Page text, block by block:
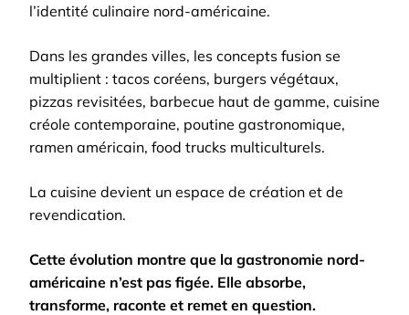
l’identité culinaire nord-américaine.
Dans les grandes villes, les concepts fusion se
multiplient : tacos coréens, burgers végétaux,
pizzas revisitées, barbecue haut de gamme, cuisine
créole contemporaine, poutine gastronomique,
ramen américain, food trucks multiculturels.
La cuisine devient un espace de création et de
revendication.
Cette évolution montre que la gastronomie nord-
américaine n’est pas figée. Elle absorbe,
transforme, raconte et remet en question.